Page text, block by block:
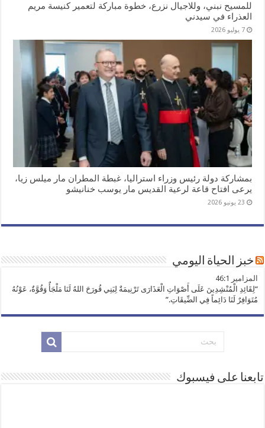
للمسيح نبني، وللاجيال نزرع، خطوة مباركة لتعمير كنيسة مريم
العذراء في سيدني
7 يوليو 2026
بمشاركة دولة رئيس وزراء استراليا، غبطة المطران مار ميلس زيا،
يرعى افتاح قاعة لرعية القديس مار يوسب خنانيشو
23 يونيو 2026
خبز الحياة اليومي
ﺍﻟﻤﺰﺍﻣﻴﺮ 46:1
“لِقَائِدِ الْمُنْشِدِينَ عَلَى أَصْوَاتِ الْعَذَارَى تَرْنِيمَةٌ لِبَنِي قُورَحَ اللهُ لَنَا مَلْجَأٌ وَقُوَّةٌ، عَوْنُهُ
مُتَوَافِرٌ لَنَا دَائِماً فِي الضِّيقَاتِ.”
تابعنا على فيسبوك